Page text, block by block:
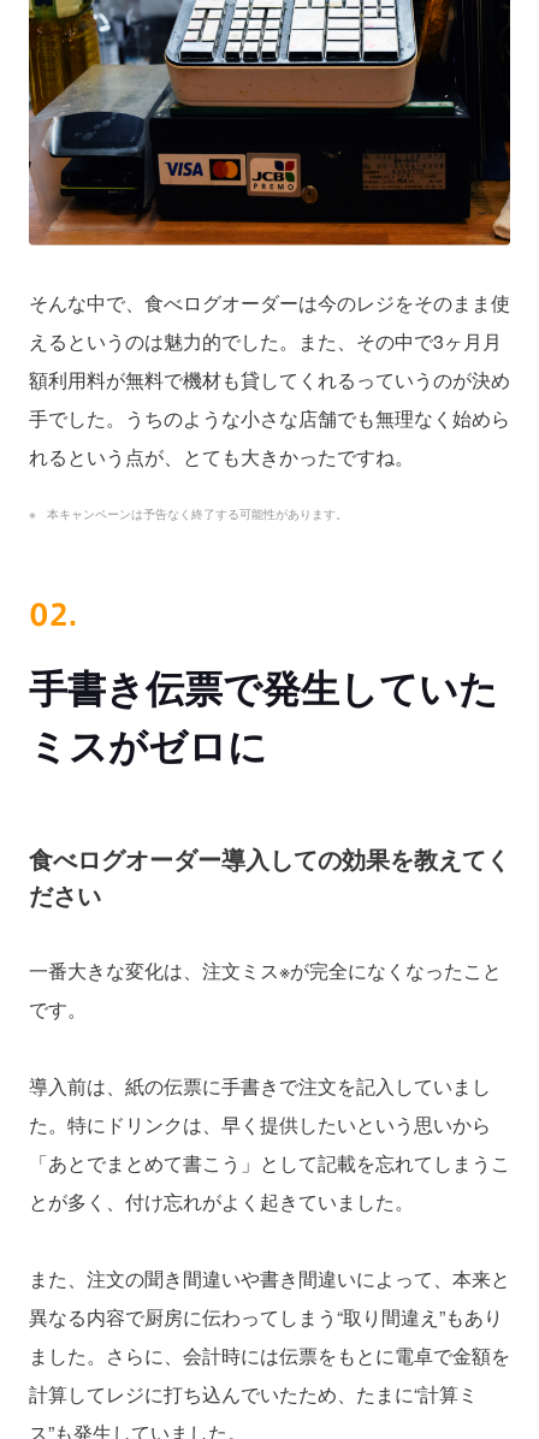
そんな中で、食べログオーダーは今のレジをそのまま使
えるというのは魅力的でした。また、その中で3ヶ月月
額利用料が無料で機材も貸してくれるっていうのが決め
手でした。うちのような小さな店舗でも無理なく始めら
れるという点が、とても大きかったですね。
本キャンペーンは予告なく終了する可能性があります。
手書き伝票で発生していた
ミスがゼロに
食べログオーダー導入しての効果を教えてく
ださい
一番大きな変化は、注文ミス※が完全になくなったこと
です。
導入前は、紙の伝票に手書きで注文を記入していまし
た。特にドリンクは、早く提供したいという思いから
「あとでまとめて書こう」として記載を忘れてしまうこ
とが多く、付け忘れがよく起きていました。
また、注文の聞き間違いや書き間違いによって、本来と
異なる内容で厨房に伝わってしまう“取り間違え”もあり
ました。さらに、会計時には伝票をもとに電卓で金額を
計算してレジに打ち込んでいたため、たまに“計算ミ
ス”も発生していました。